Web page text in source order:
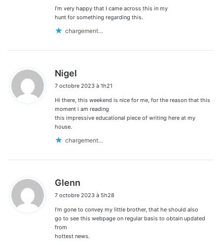
I’m very happy that I came across this in my
hunt for something regarding this.
chargement…
Nigel
t
:
7 octobre 2023 à 1h21
Hi there, this weekend is nice for me, for the reason that this
moment i am reading
this impressive educational piece of writing here at my
house.
chargement…
Glenn
t
:
7 octobre 2023 à 5h28
I’m gone to convey my little brother, that he should also
go to see this webpage on regular basis to obtain updated
from
hottest news.